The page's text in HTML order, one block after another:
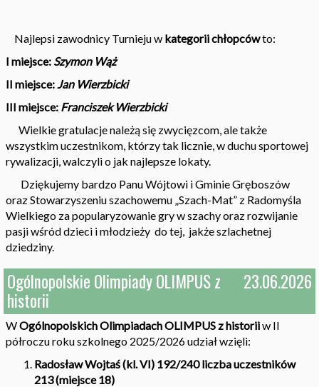
Najlepsi zawodnicy Turnieju w kategorii chłopcówto:
I miejsce: Szymon Wąż
II miejsce:Jan Wierzbicki
III miejsce: Franciszek Wierzbicki
Wielkie gratulacje należą się zwycięzcom, ale także
wszystkim uczestnikom, którzy tak licznie, w duchu sportowej
rywalizacji, walczyli o jak najlepsze lokaty.
Dziękujemy bardzo Panu Wójtowi i Gminie Gręboszów
oraz Stowarzyszeniu szachowemu „Szach-Mat” z Radomyśla
Wielkiego za popularyzowanie gry w szachy oraz rozwijanie
pasji wśród dzieci i młodzieży do tej, jakże szlachetnej
dziedziny.
Ogólnopolskie Olimpiady OLIMPUS z
historii
23.06.2026
WOgólnopolskich Olimpiadach OLIMPUS z historiiw II
półroczu roku szkolnego 2025/2026 udział wzięli:
Radosław Wojtaś(kl. VI) 192/240 liczba uczestników
213 (miejsce 18)